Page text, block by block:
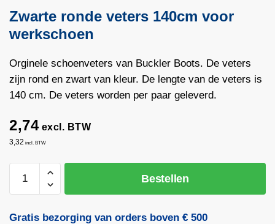
Zwarte ronde veters 140cm voor
werkschoen
Orginele schoenveters van Buckler Boots. De veters
zijn rond en zwart van kleur. De lengte van de veters is
140 cm. De veters worden per paar geleverd.
2,74excl. BTW
3,32 incl. BTW
ronde
140cm
Bestellen
Gratis bezorging van orders boven € 500